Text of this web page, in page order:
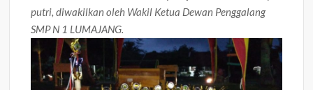
putri, diwakilkan oleh Wakil Ketua Dewan Penggalang
SMP N 1 LUMAJANG.